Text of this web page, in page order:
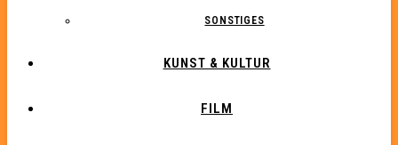
SONSTIGES
KUNST & KULTUR
FILM